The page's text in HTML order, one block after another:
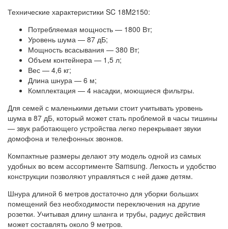
Технические характеристики SC 18M2150:
Потребляемая мощность — 1800 Вт;
Уровень шума — 87 дБ;
Мощность всасывания — 380 Вт;
Объем контейнера — 1,5 л;
Вес — 4,6 кг;
Длина шнура — 6 м;
Комплектация — 4 насадки, моющиеся фильтры.
Для семей с маленькими детьми стоит учитывать уровень
шума в 87 дБ, который может стать проблемой в часы тишины
— звук работающего устройства легко перекрывает звуки
домофона и телефонных звонков.
Компактные размеры делают эту модель одной из самых
удобных во всем ассортименте Samsung. Легкость и удобство
конструкции позволяют управляться с ней даже детям.
Шнура длиной 6 метров достаточно для уборки больших
помещений без необходимости переключения на другие
розетки. Учитывая длину шланга и трубы, радиус действия
может составлять около 9 метров.